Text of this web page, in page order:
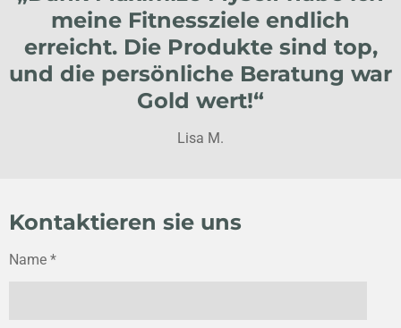
meine Fitnessziele endlich
erreicht. Die Produkte sind top,
und die persönliche Beratung war
Gold wert!“
Lisa M.
Kontaktieren sie uns
Name *